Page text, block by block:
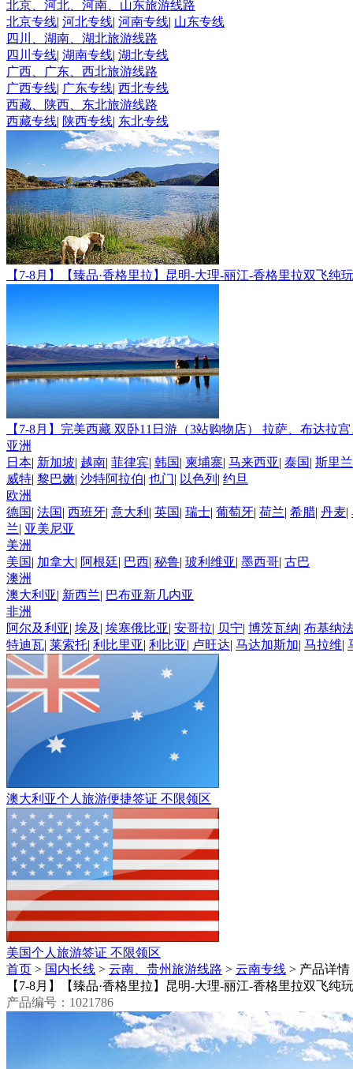
北京、河北、河南、山东旅游线路
北京专线| 河北专线| 河南专线| 山东专线
四川、湖南、湖北旅游线路
四川专线| 湖南专线| 湖北专线
广西、广东、西北旅游线路
广西专线| 广东专线| 西北专线
西藏、陕西、东北旅游线路
西藏专线| 陕西专线| 东北专线
【7-8月】【臻品·香格里拉】昆明-大理-丽江-香格里拉双飞纯
【7-8月】完美西藏 双卧11日游（3站购物店） 拉萨、布达拉
亚洲
日本| 新加坡| 越南| 菲律宾| 韩国| 柬埔寨| 马来西亚| 泰国| 斯里
威特| 黎巴嫩| 沙特阿拉伯| 也门| 以色列 | 约旦
欧洲
德国| 法国| 西班牙| 意大利 | 英国| 瑞士| 葡萄牙| 荷兰| 希腊| 丹麦|
兰| 亚美尼亚
美洲
美国| 加拿大| 阿根廷| 巴西| 秘鲁| 玻利维亚| 墨西哥| 古巴
澳洲
澳大利亚| 新西兰| 巴布亚新几内亚
非洲
阿尔及利亚| 埃及 | 埃塞俄比亚| 安哥拉| 贝宁| 博茨瓦纳| 布基纳
特迪瓦| 莱索托| 利比里亚| 利比亚| 卢旺达| 马达加斯加| 马拉维|
澳大利亚个人旅游便捷签证 不限领区
美国个人旅游签证 不限领区
首页 > 国内长线 > 云南、贵州旅游线路 > 云南专线 > 产品详情
【7-8月】【臻品·香格里拉】昆明-大理-丽江-香格里拉双飞纯
产品编号：1021786